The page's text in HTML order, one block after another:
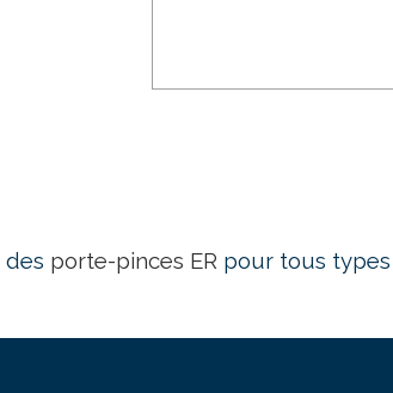
porte-pinces ER pour tous types